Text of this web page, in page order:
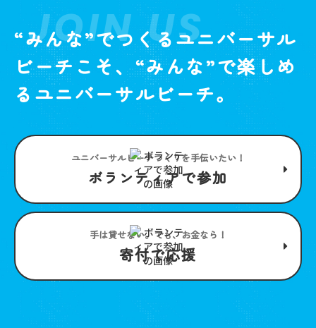
JOIN US
“みんな”でつくるユニバーサル
ビーチこそ、“みんな”で楽しめ
るユニバーサルビーチ。
ユニバーサルビーチつくりを手伝いたい！
ボランティアで参加
手は貸せない。でも、お金なら！
寄付で応援